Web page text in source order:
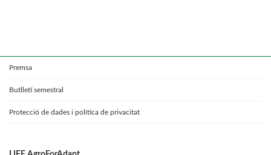
Premsa
Butlletí semestral
Protecció de dades i política de privacitat